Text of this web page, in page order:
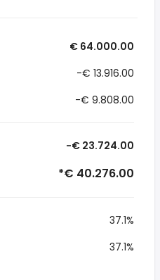
€ 64.000.00
-€ 13.916.00
-€ 9.808.00
-€ 23.724.00
*€ 40.276.00
37.1%
37.1%